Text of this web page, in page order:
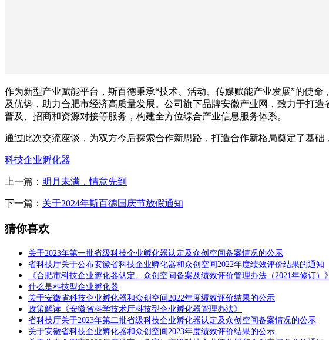
作为新型产业赋能平台，斯百德秉承“技术、活动、传媒赋能产业发展”的使命
及优势，助力合肥市经济高质量发展。公司旗下品牌安徽产业网，致力于打
普及、招商和资源对接等服务，构建全方位综合产业信息服务体系。
通过此次交流座谈，为双方今后探索合作新思路，打造合作新格局奠定了基
科技企业孵化器
上一篇： 明月未满，情意先到
下一篇： 关于2024年斯百德国庆节放假通知
猜你喜欢
关于2023年第一批省级科技企业孵化器认定及众创空间备案情况的公示
省科技厅关于公布安徽省科技企业孵化器和众创空间2022年度绩效评价结果的通知
《合肥市科技企业孵化器认定、众创空间备案及绩效评价管理办法（2021年修订）
什么是科技型企业孵化器
关于安徽省科技企业孵化器和众创空间2022年度绩效评价结果的公示
政策解读《安徽省科学技术厅科技型企业孵化器管理办法》
省科技厅关于2023年第二批省级科技企业孵化器认定及众创空间备案情况的公示
关于安徽省科技企业孵化器和众创空间2023年度绩效评价结果的公示